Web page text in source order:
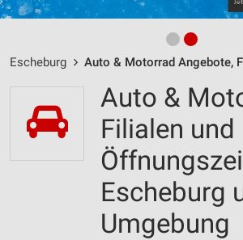
Escheburg Auto & Motorrad Angebote,
Auto &
Filialen und
Escheburg
Umgebung